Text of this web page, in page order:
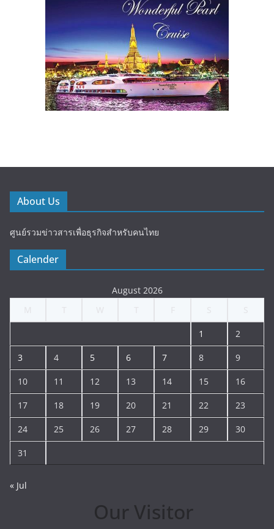
About Us
ศูนย์รวมข่าวสารเพื่อธุรกิจสำหรับคนไทย
Calender
August 2026
1 2
3 4 5 6 7 8 9
10 11 12 13 14 15 16
17 18 19 20 21 22 23
24 25 26 27 28 29 30
31
« Jul
Our Visitor